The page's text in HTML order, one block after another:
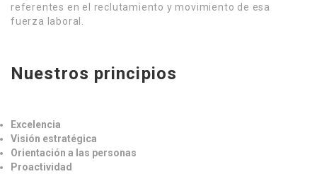
referentes en el reclutamiento y movimiento de esa
fuerza laboral.
Nuestros principios
Excelencia
Visión estratégica
Orientación a las personas
Proactividad